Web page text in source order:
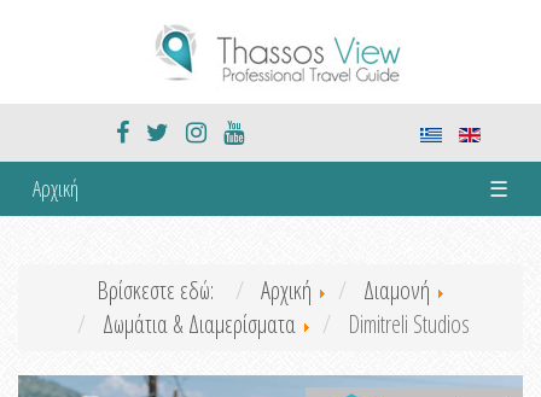
Αρχική ☰
Βρίσκεστε εδώ: Αρχική
Διαμονή
Δωμάτια & Διαμερίσματα
Dimitreli Studios